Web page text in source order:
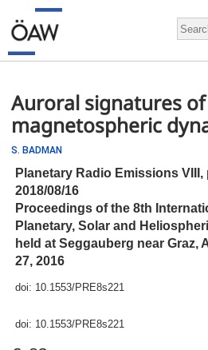
Auroral signatures
magnetospheric
S. BADMAN
Planetary Radio Emissions VIII,
2018/08/16
Proceedings of the 8th
Planetary, Solar and
held at Seggauberg near Graz,
27, 2016
doi: 10.1553/PRE8s221
doi: 10.1553/PRE8s221